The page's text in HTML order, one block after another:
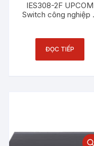
IES308-2F UPCOM
Switch công nghiệp
ĐỌC TIẾP